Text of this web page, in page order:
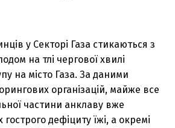
у Секторі Газа стикаються з
на тлі чергової хвилі
на місто Газа. За даними
організацій, майже все
частини анклаву вже
дефіциту їжі, а окремі